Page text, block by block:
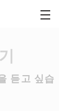
듣고 싶습